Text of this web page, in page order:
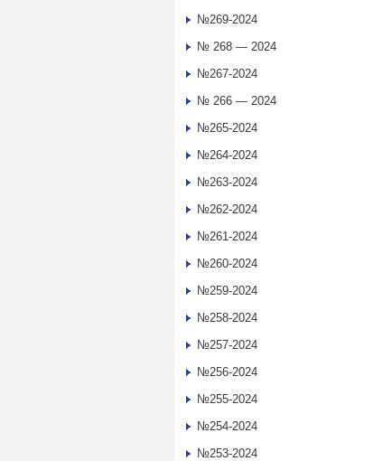
№269-2024
№ 268 — 2024
№267-2024
№ 266 — 2024
№265-2024
№264-2024
№263-2024
№262-2024
№261-2024
№260-2024
№259-2024
№258-2024
№257-2024
№256-2024
№255-2024
№254-2024
№253-2024